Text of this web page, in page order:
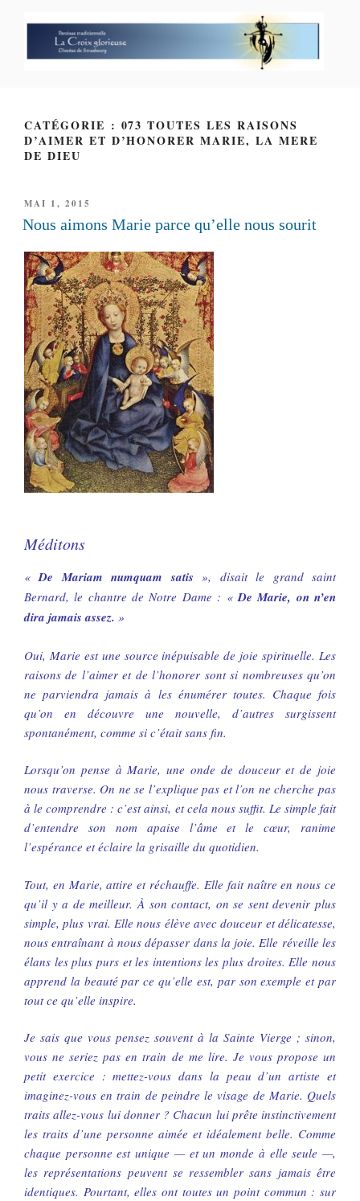
CATÉGORIE : 073 TOUTES LES RAISONS
D’AIMER ET D’HONORER MARIE, LA MERE
DE DIEU
PUBLIÉ
LE
MAI 1, 2015
Nous aimons Marie parce qu’elle nous sourit
Méditons
«De Mariam numquam satis », disait le grand saint
Bernard, le chantre de Notre Dame : «De Marie, on n’en
dira jamais assez. »
Oui, Marie est une source inépuisable de joie spirituelle. Les
raisons de l’aimer et de l’honorer sont si nombreuses qu’on
ne parviendra jamais à les énumérer toutes. Chaque fois
qu’on en découvre une nouvelle, d’autres surgissent
spontanément, comme si c’était sans fin.
Lorsqu’on pense à Marie, une onde de douceur et de joie
nous traverse. On ne se l’explique pas et l’on ne cherche pas
à le comprendre : c’est ainsi, et cela nous suffit. Le simple fait
d’entendre son nom apaise l’âme et le cœur, ranime
l’espérance et éclaire la grisaille du quotidien.
Tout, en Marie, attire et réchauffe. Elle fait naître en nous ce
qu’il y a de meilleur. À son contact, on se sent devenir plus
simple, plus vrai. Elle nous élève avec douceur et délicatesse,
nous entraînant à nous dépasser dans la joie. Elle réveille les
élans les plus purs et les intentions les plus droites. Elle nous
apprend la beauté par ce qu’elle est, par son exemple et par
tout ce qu’elle inspire.
Je sais que vous pensez souvent à la Sainte Vierge ; sinon,
vous ne seriez pas en train de me lire. Je vous propose un
petit exercice : mettez-vous dans la peau d’un artiste et
imaginez-vous en train de peindre le visage de Marie. Quels
traits allez-vous lui donner ? Chacun lui prête instinctivement
les traits d’une personne aimée et idéalement belle. Comme
chaque personne est unique — et un monde à elle seule —,
les représentations peuvent se ressembler sans jamais être
identiques. Pourtant, elles ont toutes un point commun : sur